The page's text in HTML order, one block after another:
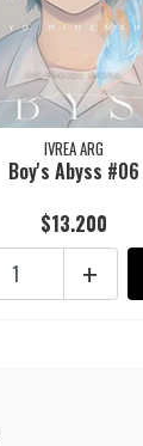
IVREA ARG
Boy's Abyss #06
$13.200
+